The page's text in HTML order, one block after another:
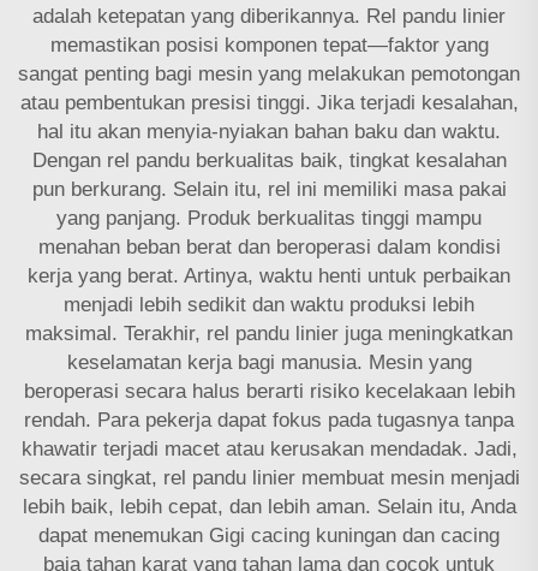
adalah ketepatan yang diberikannya. Rel pandu linier
memastikan posisi komponen tepat—faktor yang
sangat penting bagi mesin yang melakukan pemotongan
atau pembentukan presisi tinggi. Jika terjadi kesalahan,
hal itu akan menyia-nyiakan bahan baku dan waktu.
Dengan rel pandu berkualitas baik, tingkat kesalahan
pun berkurang. Selain itu, rel ini memiliki masa pakai
yang panjang. Produk berkualitas tinggi mampu
menahan beban berat dan beroperasi dalam kondisi
kerja yang berat. Artinya, waktu henti untuk perbaikan
menjadi lebih sedikit dan waktu produksi lebih
maksimal. Terakhir, rel pandu linier juga meningkatkan
keselamatan kerja bagi manusia. Mesin yang
beroperasi secara halus berarti risiko kecelakaan lebih
rendah. Para pekerja dapat fokus pada tugasnya tanpa
khawatir terjadi macet atau kerusakan mendadak. Jadi,
secara singkat, rel pandu linier membuat mesin menjadi
lebih baik, lebih cepat, dan lebih aman. Selain itu, Anda
dapat menemukan Gigi cacing kuningan dan cacing
baja tahan karat yang tahan lama dan cocok untuk